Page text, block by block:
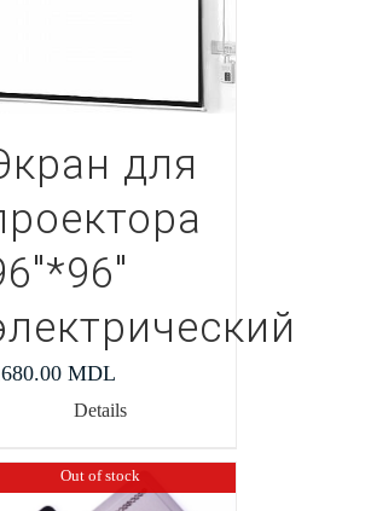
для
MDL
Details
Out of stock